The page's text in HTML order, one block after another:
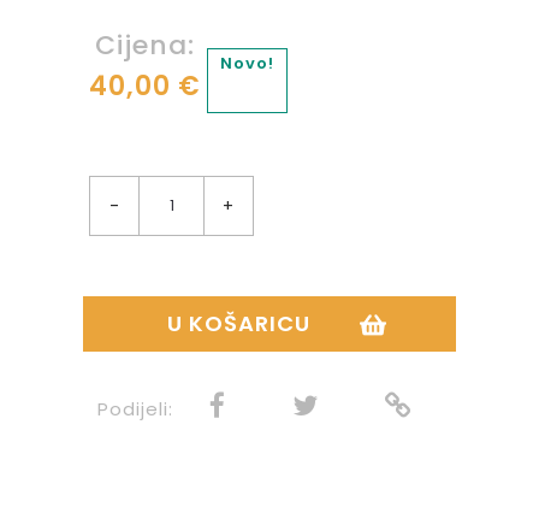
Cijena:
40,00 €
Novo!
- +
U KOŠARICU
Podijeli: